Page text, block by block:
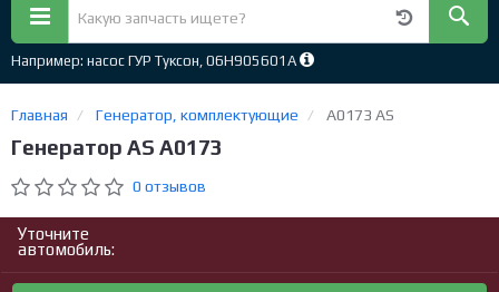
Например: насос ГУР Туксон, 06H905601A
Главная Генератор, комплектующие A0173 AS
Генератор AS A0173
0 отзывов
Уточните
автомобиль: